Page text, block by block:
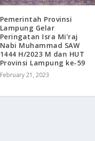
Pemerintah Provinsi
Lampung Gelar
Peringatan Isra Mi’raj
Nabi Muhammad SAW
1444 H/2023 M dan HUT
Provinsi Lampung ke-59
February 21, 2023